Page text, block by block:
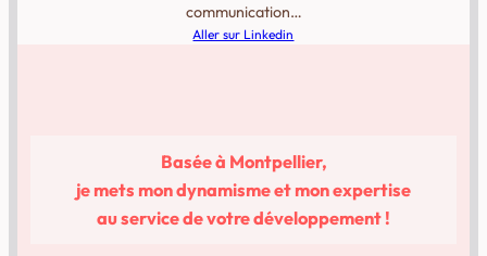
communication…
Aller sur Linkedin
Basée à Montpellier,
je mets mon dynamisme et mon expertise
au service de votre développement !